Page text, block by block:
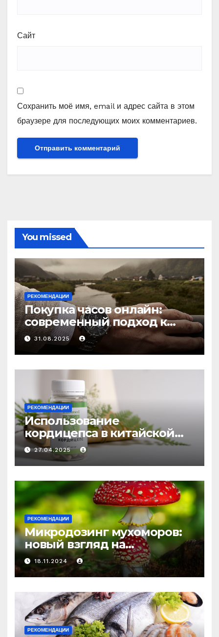
Сайт
Сохранить моё имя, email и адрес сайта в этом
браузере для последующих моих комментариев.
You missed
РЕКОМЕНДАЦИИ
Покупка часов онлайн:
современный подход к
выбору аксессуаров
31.08.2025
РЕКОМЕНДАЦИИ
Использование
кордицепса в китайской
медицине: природное
средство против усталости
и истощения
27.04.2025
РЕКОМЕНДАЦИИ
Микродозинг мухоморов:
новый взгляд на
психоделику
18.11.2024
РЕКОМЕНДАЦИИ